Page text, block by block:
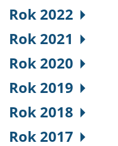
Rok 2022
Rok 2021
Rok 2020
Rok 2019
Rok 2018
Rok 2017